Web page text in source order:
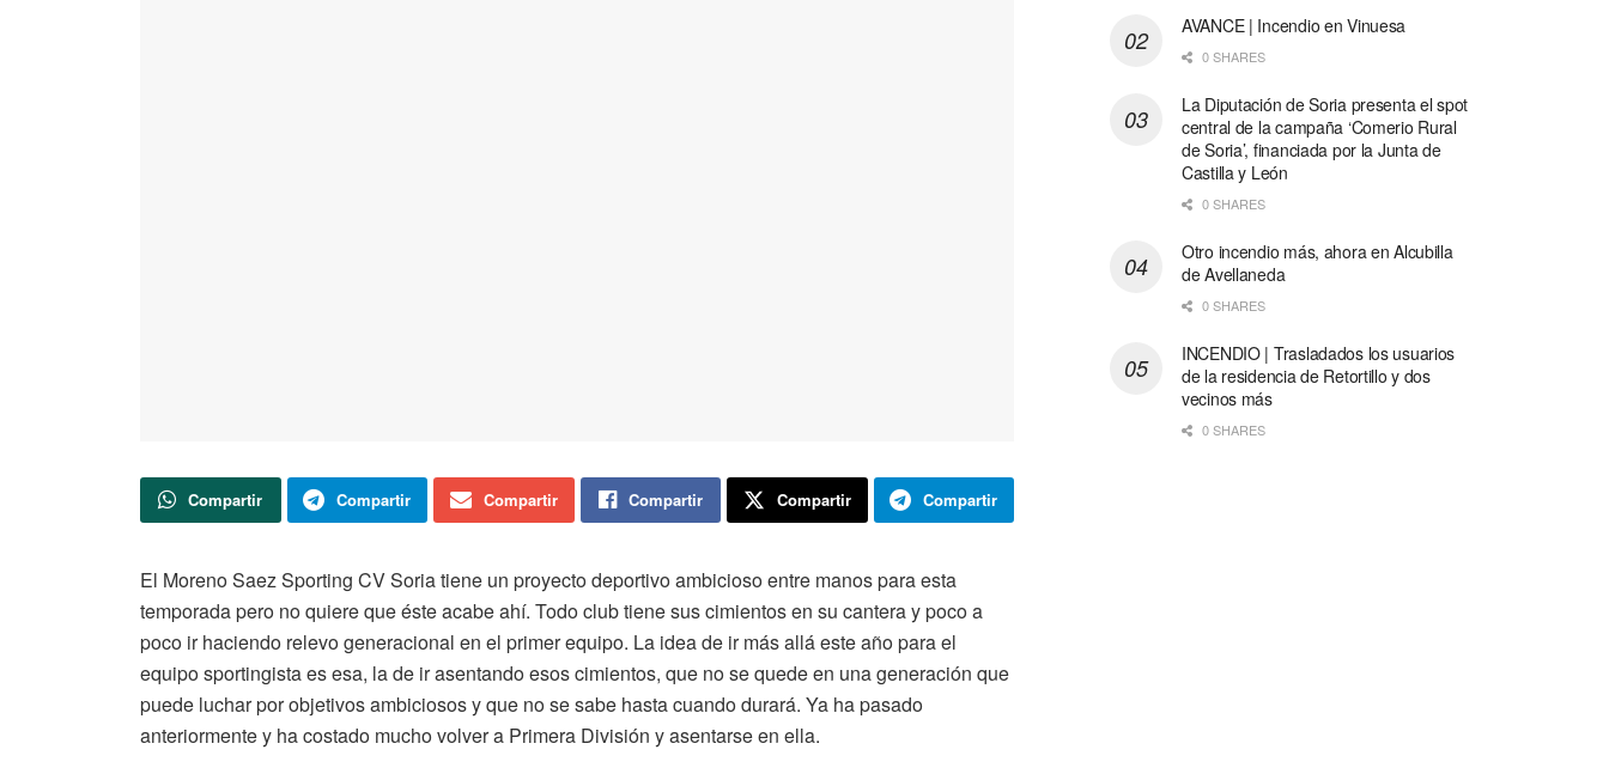
Compartir Compartir Compartir Compartir Compartir Compartir
El Moreno Saez Sporting CV Soria tiene un proyecto deportivo ambicioso entre manos para esta
temporada pero no quiere que éste acabe ahí. Todo club tiene sus cimientos en su cantera y poco a
poco ir haciendo relevo generacional en el primer equipo. La idea de ir más allá este año para el
equipo sportingista es esa, la de ir asentando esos cimientos, que no se quede en una generación que
puede luchar por objetivos ambiciosos y que no se sabe hasta cuando durará. Ya ha pasado
anteriormente y ha costado mucho volver a Primera División y asentarse en ella.
AVANCE | Incendio en Vinuesa
0 SHARES
La Diputación de Soria presenta el spot
central de la campaña ‘Comerio Rural
de Soria’, financiada por la Junta de
Castilla y León
0 SHARES
Otro incendio más, ahora en Alcubilla
de Avellaneda
0 SHARES
INCENDIO | Trasladados los usuarios
de la residencia de Retortillo y dos
vecinos más
0 SHARES